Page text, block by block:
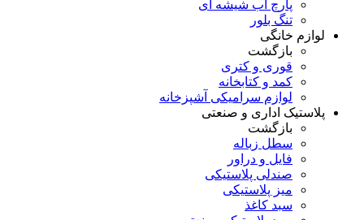
پارچ آب شیشه ای
تنگ بلور
لوازم خانگی
بازگشت
قوری و کتری
کمد و کتابخانه
لوازم سرامیکی آشپزخانه
پلاستیک اداری و صنعتی
بازگشت
سطل زباله
فایل و دراور
صندلی پلاستیکی
میز پلاستیکی
سبد کاغذ